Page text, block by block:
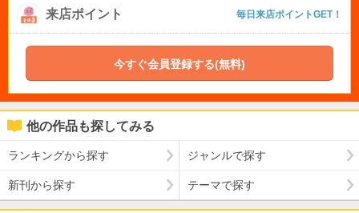
来店ポイント 毎日来店ポイントGET！
今すぐ会員登録する(無料)
他の作品も探してみる
ランキングから探す ジャンルで探す
新刊から探す テーマで探す